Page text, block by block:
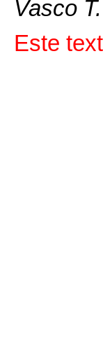
Vasco
Este